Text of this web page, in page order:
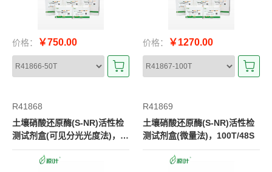
价格： ￥750.00 价格： ￥1270.00
R41868
土壤硝酸还原酶(S-NR)活性检
测试剂盒(可见分光光度法)，5
0T/24S
R41869
土壤硝酸还原酶(S-NR)活性检
测试剂盒(微量法)，100T/48S